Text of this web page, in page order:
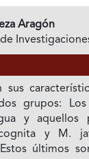
Aragón
sus
grupos:
y aquellos
y M.
últimos